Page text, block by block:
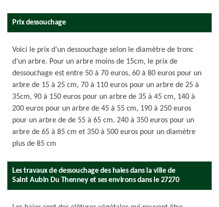
Prix dessouchage
Voici le prix d’un dessouchage selon le diamètre de tronc
d’un arbre. Pour un arbre moins de 15cm, le prix de
dessouchage est entre 50 à 70 euros, 60 à 80 euros pour un
arbre de 15 à 25 cm, 70 à 110 euros pour un arbre de 25 à
35cm, 90 à 150 euros pour un arbre de 35 à 45 cm, 140 à
200 euros pour un arbre de 45 à 55 cm, 190 à 250 euros
pour un arbre de de 55 à 65 cm, 240 à 350 euros pour un
arbre de 65 à 85 cm et 350 à 500 euros pour un diamètre
plus de 85 cm
Les travaux de dessouchage des haies dans la ville de
Saint Aubin Du Thenney et ses environs dans le 27270